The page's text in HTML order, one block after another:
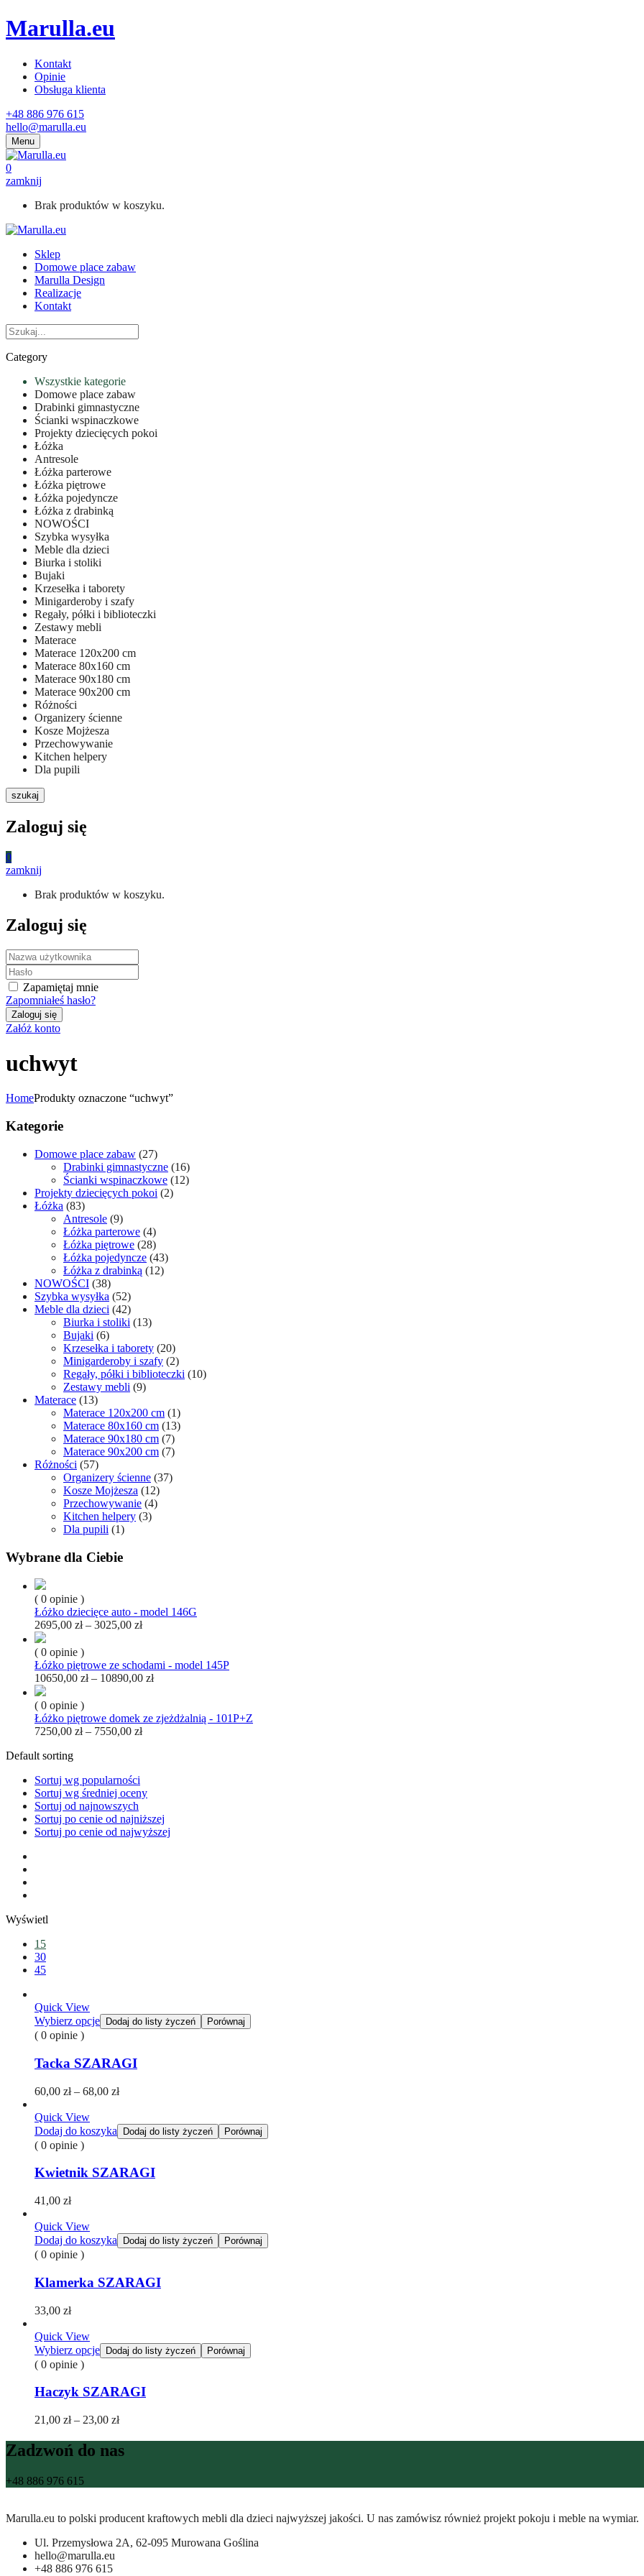
Marulla.eu
Kontakt
Opinie
Obsługa klienta
+48 886 976 615
hello@marulla.eu
Menu
0
zamknij
Brak produktów w koszyku.
Sklep
Domowe place zabaw
Marulla Design
Realizacje
Kontakt
Category
Wszystkie kategorie
Domowe place zabaw
Drabinki gimnastyczne
Ścianki wspinaczkowe
Projekty dziecięcych pokoi
Łóżka
Antresole
Łóżka parterowe
Łóżka piętrowe
Łóżka pojedyncze
Łóżka z drabinką
NOWOŚCI
Szybka wysyłka
Meble dla dzieci
Biurka i stoliki
Bujaki
Krzesełka i taborety
Minigarderoby i szafy
Regały, półki i biblioteczki
Zestawy mebli
Materace
Materace 120x200 cm
Materace 80x160 cm
Materace 90x180 cm
Materace 90x200 cm
Różności
Organizery ścienne
Kosze Mojżesza
Przechowywanie
Kitchen helpery
Dla pupili
szukaj
Zaloguj się
0
zamknij
Brak produktów w koszyku.
Zaloguj się
Zapamiętaj mnie
Zapomniałeś hasło?
Załóż konto
uchwyt
HomeProdukty oznaczone “uchwyt”
Kategorie
Domowe place zabaw (27)
Drabinki gimnastyczne (16)
Ścianki wspinaczkowe (12)
Projekty dziecięcych pokoi (2)
Łóżka (83)
Antresole (9)
Łóżka parterowe (4)
Łóżka piętrowe (28)
Łóżka pojedyncze (43)
Łóżka z drabinką (12)
NOWOŚCI (38)
Szybka wysyłka (52)
Meble dla dzieci (42)
Biurka i stoliki (13)
Bujaki (6)
Krzesełka i taborety (20)
Minigarderoby i szafy (2)
Regały, półki i biblioteczki (10)
Zestawy mebli (9)
Materace (13)
Materace 120x200 cm (1)
Materace 80x160 cm (13)
Materace 90x180 cm (7)
Materace 90x200 cm (7)
Różności (57)
Organizery ścienne (37)
Kosze Mojżesza (12)
Przechowywanie (4)
Kitchen helpery (3)
Dla pupili (1)
Wybrane dla Ciebie
( 0 opinie )
Łóżko dziecięce auto - model 146G
2695,00 zł – 3025,00 złZakres
2695,00 zł
do
( 0 opinie )
Łóżko piętrowe ze schodami - model 145P
10650,00 zł – 10890,00 złZakres
10650,00 zł
( 0 opinie )
Łóżko piętrowe domek ze zjeżdżalnią - 101P+Z
7250,00 zł – 7550,00 złZakres
7550,00 zł
Default sorting
Sortuj wg popularności
Sortuj wg średniej oceny
Sortuj od najnowszych
Sortuj po cenie od najniższej
Sortuj po cenie od najwyższej
Wyświetl
15
30
45
Quick View
Wybierz opcje
Dodaj do listy życzeń Porównaj
( 0 opinie )
Tacka SZARAGI
60,00 zł – 68,00 złZakres
60,00 zł
do
Quick View
Dodaj do koszyka
Dodaj do listy życzeń Porównaj
( 0 opinie )
Kwietnik SZARAGI
41,00 zł
Quick View
Dodaj do koszyka
Dodaj do listy życzeń Porównaj
( 0 opinie )
Klamerka SZARAGI
33,00 zł
Quick View
Wybierz opcje Dodaj do listy życzeń Porównaj
( 0 opinie )
Haczyk SZARAGI
21,00 zł – 23,00 złZakres
od
21,00 zł
Zadzwoń do nas
+48 886 976 615
Marulla.eu to polski producent kraftowych mebli dla dzieci najwyższej jakości. U nas zamówisz również projekt pokoju i meble na wymiar.
Ul. Przemysłowa 2A, 62-095 Murowana Goślina
hello@marulla.eu
+48 886 976 615